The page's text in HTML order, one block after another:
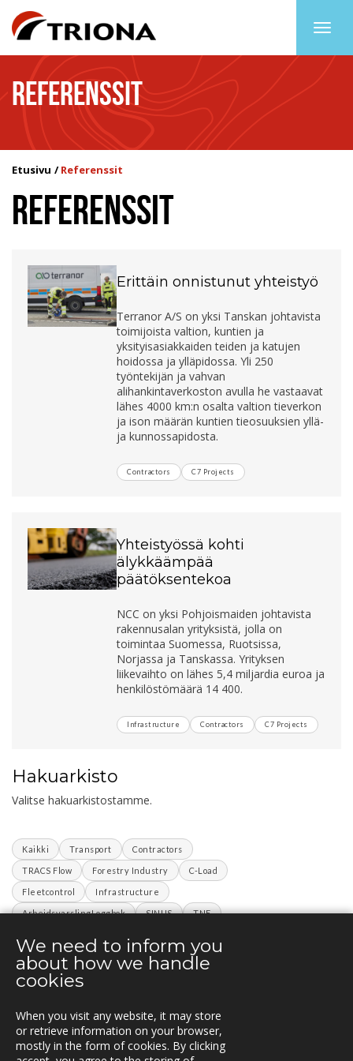
REFERENSSIT
Etusivu Referenssit
REFERENSSIT
Erittäin onnistunut yhteistyö
Terranor A/S on yksi Tanskan johtavista
toimijoista valtion, kuntien ja
yksityisasiakkaiden teiden ja katujen
hoidossa ja ylläpidossa. Yli 250
työntekijän ja vahvan
alihankintaverkoston avulla he vastaavat
lähes 4000 km:n osalta valtion tieverkon
ja ison määrän kuntien tieosuuksien yllä-
ja kunnossapidosta.
Contractors C7 Projects
Yhteistyössä kohti
älykkäämpää
päätöksentekoa
NCC on yksi Pohjoismaiden johtavista
rakennusalan yrityksistä, jolla on
toimintaa Suomessa, Ruotsissa,
Norjassa ja Tanskassa. Yrityksen
liikevaihto on lähes 5,4 miljardia euroa ja
henkilöstömäärä 14 400.
Infrastructure Contractors C7 Projects
Hakuarkisto
Valitse hakuarkistostamme.
Kaikki Transport Contractors
TRACS Flow Forestry Industry C-Load
Fleetcontrol Infrastructure
ArbeidsvarslingLoggbok SINUS TNE
Vuorikatu 14 A
00100 Helsinki
Puh.
We need to inform you
about how we handle
cookies
When you visit any website, it may store
or retrieve information on your browser,
mostly in the form of cookies. By clicking